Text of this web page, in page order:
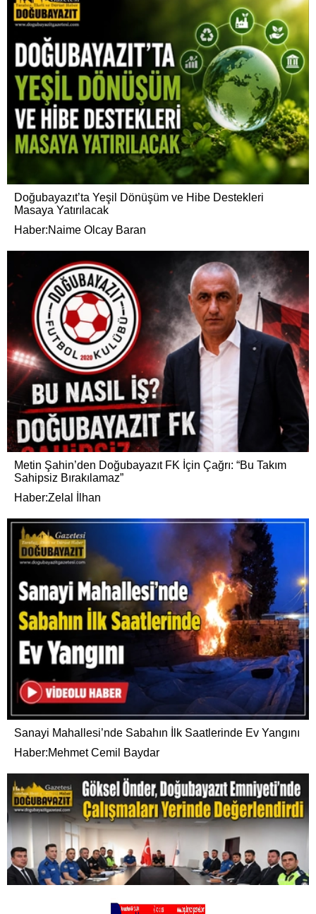
Doğubayazıt’ta Yeşil Dönüşüm ve Hibe Destekleri
Masaya Yatırılacak
Haber:Naime Olcay Baran
Metin Şahin’den Doğubayazıt FK İçin Çağrı: “Bu Takım
Sahipsiz Bırakılamaz”
Haber:Zelal İlhan
Sanayi Mahallesi’nde Sabahın İlk Saatlerinde Ev Yangını
Haber:Mehmet Cemil Baydar